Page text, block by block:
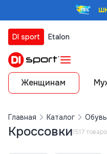
DI sport Etalon
Женщинам
Главная Каталог Обувь
Кроссовки1517